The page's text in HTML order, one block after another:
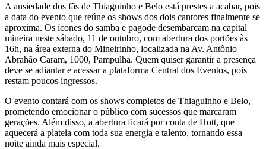
A ansiedade dos fãs de Thiaguinho e Belo está prestes a acabar, pois
a data do evento que reúne os shows dos dois cantores finalmente se
aproxima. Os ícones do samba e pagode desembarcam na capital
mineira neste sábado, 11 de outubro, com abertura dos portões às
16h, na área externa do Mineirinho, localizada na Av. Antônio
Abrahão Caram, 1000, Pampulha. Quem quiser garantir a presença
deve se adiantar e acessar a plataforma Central dos Eventos, pois
restam poucos ingressos.
O evento contará com os shows completos de Thiaguinho e Belo,
prometendo emocionar o público com sucessos que marcaram
gerações. Além disso, a abertura ficará por conta de Hott, que
aquecerá a plateia com toda sua energia e talento, tornando essa
noite ainda mais especial.